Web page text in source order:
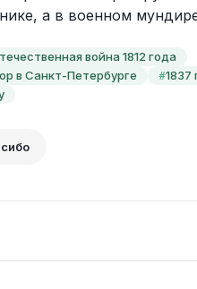
а в военном
война 1812 года
в Санкт-Петербурге #1837